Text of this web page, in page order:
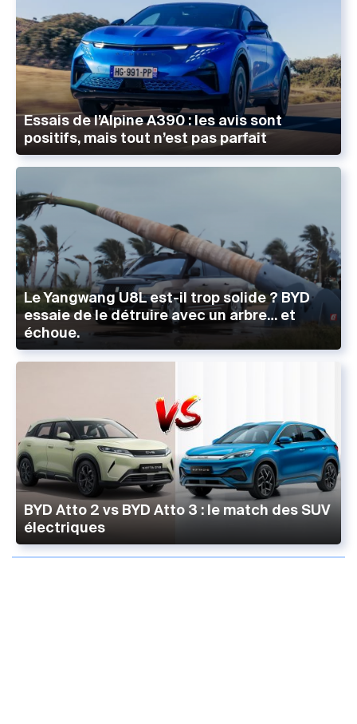
Essais de l’Alpine A390 : les avis sont
positifs, mais tout n’est pas parfait
Le Yangwang U8L est-il trop solide ? BYD
essaie de le détruire avec un arbre… et
échoue.
BYD Atto 2 vs BYD Atto 3 : le match des SUV
électriques